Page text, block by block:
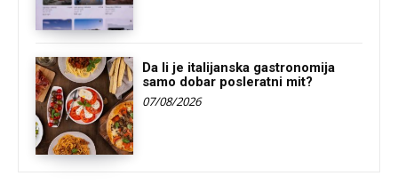
Da li je italijanska gastronomija
samo dobar posleratni mit?
07/08/2026